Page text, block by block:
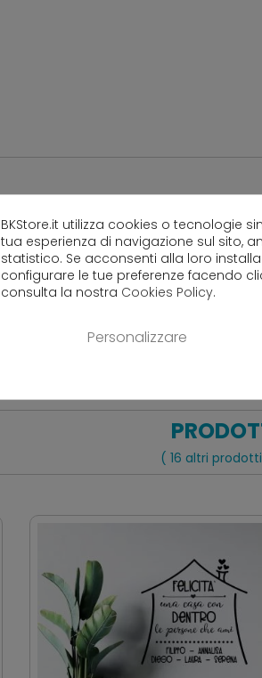
Ancora nessuna
( 16 altri
BKStore.it utilizza cookies o tecnologie
tua esperienza di navigazione sul sito,
statistico. Se acconsenti alla loro
configurare le tue preferenze facendo
consulta la nostra Cookies Policy.
Personalizzare